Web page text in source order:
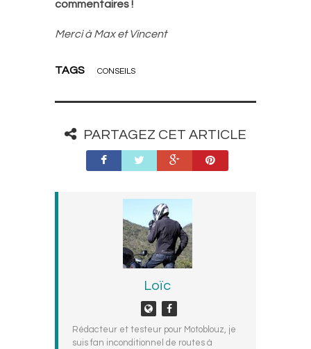
commentaires !
Merci à Max et Vincent
TAGS CONSEILS
PARTAGEZ CET ARTICLE
Loïc
Rédacteur et testeur pour Motoblouz, je
suis fan inconditionnel de routes à